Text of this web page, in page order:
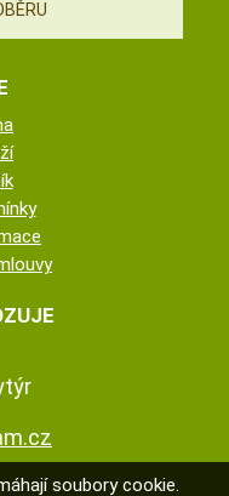
soubory cookie.